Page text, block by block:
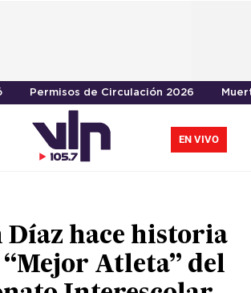
Permisos de Circulación 2026
EN VIVO
hace historia
“Mejor Atleta” del